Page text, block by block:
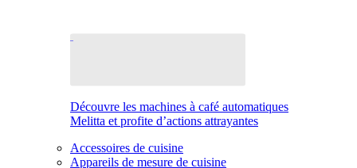
Découvre les machines à café automatiques
Melitta et profite d’actions attrayantes
Accessoires de cuisine
Appareils de mesure de cuisine